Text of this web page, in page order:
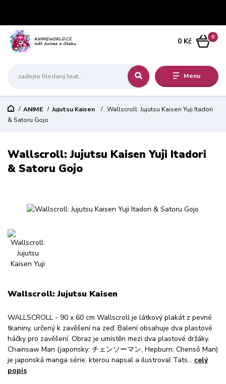
Menu
0
0 Kč
ANIME Jujutsu Kaisen
Wallscroll: Jujutsu Kaisen Yuji Itadori
& Satoru Gojo
Wallscroll: Jujutsu Kaisen Yuji Itadori
& Satoru Gojo
Wallscroll: Jujutsu Kaisen
WALLSCROLL - 90 x 60 cm Wallscroll je látkový plakát z pevné
tkaniny, určený k zavěšení na zeď. Balení obsahuje dva plastové
háčky pro zavěšení. Obraz je umístěn mezi dva plastové držáky.
Chainsaw Man (japonsky: チェンソーマン, Hepburn: Chensō Man)
je japonská manga série, kterou napsal a ilustroval Tats... celý
popis